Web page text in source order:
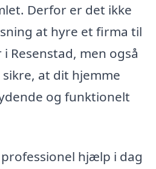
Derfor er det ikke
at hyre et firma til
Resenstad, men også
at dit hjemme
og funktionelt
hjælp i dag